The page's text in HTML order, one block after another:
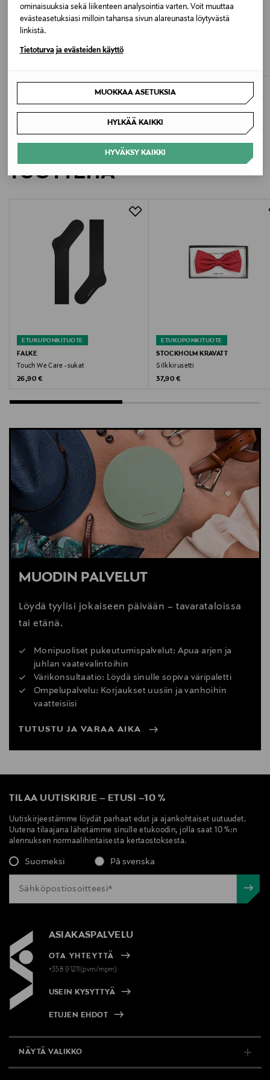
ominaisuuksia sekä liikenteen analysointia varten. Voit muuttaa
evästeasetuksiasi milloin tahansa sivun alareunasta löytyvästä
linkistä.
Tietoturva ja evästeiden käyttö
MUOKKAA ASETUKSIA
HYLKÄÄ KAIKKI
HYVÄKSY KAIKKI
ALE –34%
HIGHEST PEAK 3L JKT W
LISÄÄ KIINNOSTAVIA
TUOTTEITA
ETUKUPONKITUOTE
FALKE
Touch We Care -sukat
Original Price
26,90 €
ETUKUPONKITUOTE
STOCKHOLM KRAVATT
Silkkirusetti
Original Price
37,90 €
MUODIN PALVELUT
Löydä tyylisi jokaiseen päivään – tavarataloissa
tai etänä.
Monipuoliset pukeutumispalvelut: Apua arjen ja
juhlan vaatevalintoihin
Värikonsultaatio: Löydä sinulle sopiva väripaletti
Ompelupalvelu: Korjaukset uusiin ja vanhoihin
vaatteisiisi
TUTUSTU JA VARAA AIKA
TILAA UUTISKIRJE – ETUSI –10 %
Uutiskirjeestämme löydät parhaat edut ja ajankohtaiset uutuudet.
Uutena tilaajana lähetämme sinulle etukoodin, jolla saat 10 %:n
alennuksen normaalihintaisesta kertaostoksesta.
Suomeksi På svenska
ASIAKASPALVELU
OTA YHTEYTTÄ
+358 9 1211(pvm/mpm)
USEIN KYSYTTYÄ
ETUJEN EHDOT
NÄYTÄ VALIKKO